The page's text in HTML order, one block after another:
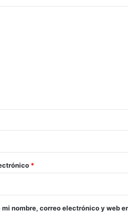
*
mi nombre, correo electrónico y web